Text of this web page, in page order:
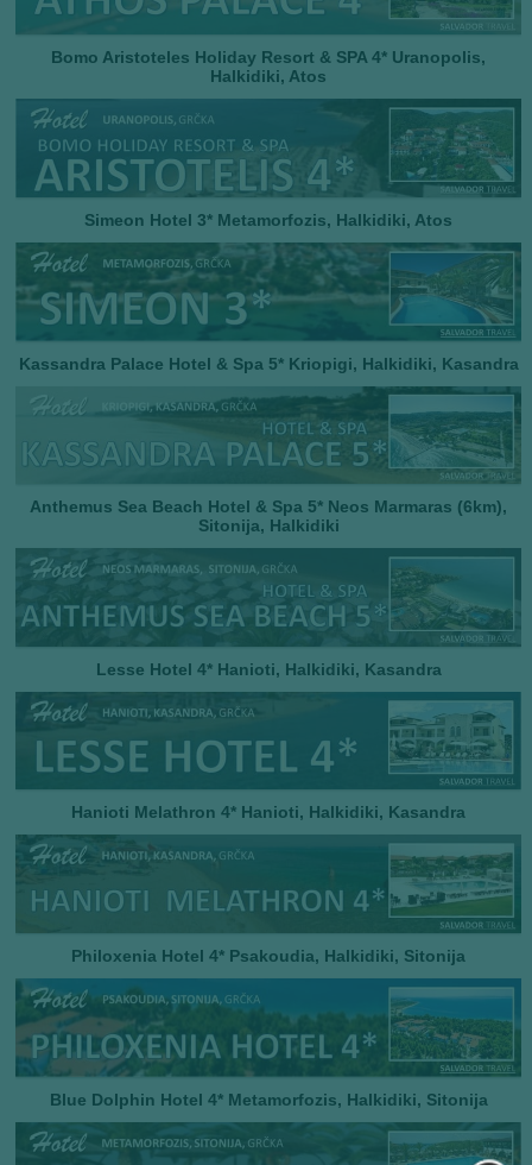
Bomo Aristoteles Holiday Resort & SPA 4* Uranopolis,
Halkidiki, Atos
Simeon Hotel 3* Metamorfozis, Halkidiki, Atos
Kassandra Palace Hotel & Spa 5* Kriopigi, Halkidiki, Kasandra
Anthemus Sea Beach Hotel & Spa 5* Neos Marmaras (6km),
Sitonija, Halkidiki
Lesse Hotel 4* Hanioti, Halkidiki, Kasandra
Hanioti Melathron 4* Hanioti, Halkidiki, Kasandra
Philoxenia Hotel 4* Psakoudia, Halkidiki, Sitonija
Blue Dolphin Hotel 4* Metamorfozis, Halkidiki, Sitonija